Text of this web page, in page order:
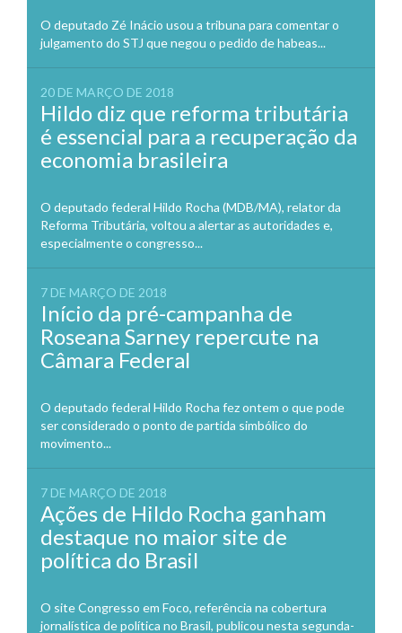
O deputado Zé Inácio usou a tribuna para comentar o
julgamento do STJ que negou o pedido de habeas...
20 DE MARÇO DE 2018
Hildo diz que reforma tributária
é essencial para a recuperação da
economia brasileira
O deputado federal Hildo Rocha (MDB/MA), relator da
Reforma Tributária, voltou a alertar as autoridades e,
especialmente o congresso...
7 DE MARÇO DE 2018
Início da pré-campanha de
Roseana Sarney repercute na
Câmara Federal
O deputado federal Hildo Rocha fez ontem o que pode
ser considerado o ponto de partida simbólico do
movimento...
7 DE MARÇO DE 2018
Ações de Hildo Rocha ganham
destaque no maior site de
política do Brasil
O site Congresso em Foco, referência na cobertura
jornalística de política no Brasil, publicou nesta segunda-